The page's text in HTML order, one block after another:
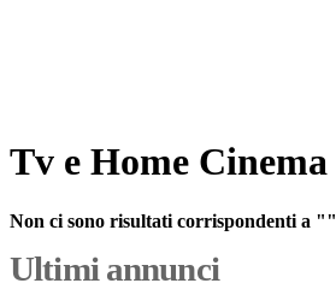
Tv e Home Cinema
Non ci sono risultati corrispondenti a ""
Ultimi annunci